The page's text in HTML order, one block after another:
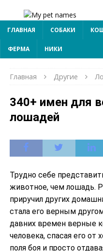
ГЛАВНАЯ СОБАКИ
ФЕРМА НИКИ
Главная Другие
340+ имен для
лошадей
Трудно себе
животное, чем лошадь.
приручил других
стала его верным
давних времен верные
человека, спасая его от
поля боя и просто